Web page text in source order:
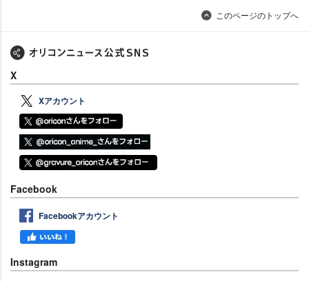
このページのトップへ
X
Xアカウント
Facebook
Facebookアカウント
Instagram